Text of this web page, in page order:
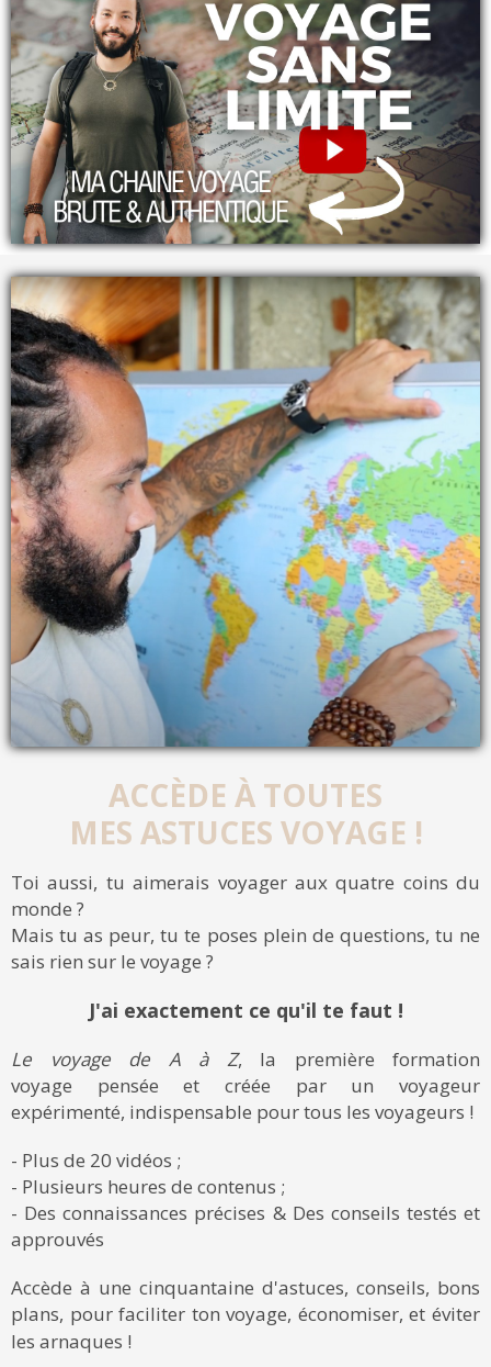
ACCÈDE À TOUTES
MES ASTUCES VOYAGE !
Toi aussi, tu aimerais voyager aux quatre coins du
monde ?
Mais tu as peur, tu te poses plein de questions, tu ne
sais rien sur le voyage ?
J'ai exactement ce qu'il te faut !
Le voyage de A à Z, la première formation
voyage pensée et créée par un voyageur
expérimenté, indispensable pour tous les voyageurs !
- Plus de 20 vidéos ;
- Plusieurs heures de contenus ;
- Des connaissances précises & Des conseils testés et
approuvés
Accède à une cinquantaine d'astuces, conseils, bons
plans, pour faciliter ton voyage, économiser, et éviter
les arnaques !